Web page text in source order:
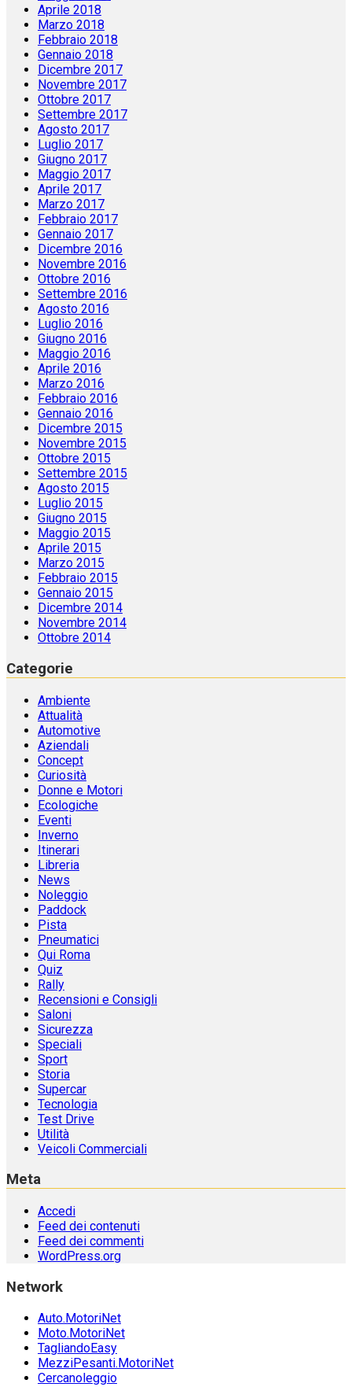
Aprile 2018
Marzo 2018
Febbraio 2018
Gennaio 2018
Dicembre 2017
Novembre 2017
Ottobre 2017
Settembre 2017
Agosto 2017
Luglio 2017
Giugno 2017
Maggio 2017
Aprile 2017
Marzo 2017
Febbraio 2017
Gennaio 2017
Dicembre 2016
Novembre 2016
Ottobre 2016
Settembre 2016
Agosto 2016
Luglio 2016
Giugno 2016
Maggio 2016
Aprile 2016
Marzo 2016
Febbraio 2016
Gennaio 2016
Dicembre 2015
Novembre 2015
Ottobre 2015
Settembre 2015
Agosto 2015
Luglio 2015
Giugno 2015
Maggio 2015
Aprile 2015
Marzo 2015
Febbraio 2015
Gennaio 2015
Dicembre 2014
Novembre 2014
Ottobre 2014
Categorie
Ambiente
Attualità
Automotive
Aziendali
Concept
Curiosità
Donne e Motori
Ecologiche
Eventi
Inverno
Itinerari
Libreria
News
Noleggio
Paddock
Pista
Pneumatici
Qui Roma
Quiz
Rally
Recensioni e Consigli
Saloni
Sicurezza
Speciali
Sport
Storia
Supercar
Tecnologia
Test Drive
Utilità
Veicoli Commerciali
Meta
Accedi
Feed dei contenuti
Feed dei commenti
WordPress.org
Network
Auto.MotoriNet
Moto.MotoriNet
TagliandoEasy
MezziPesanti.MotoriNet
Cercanoleggio